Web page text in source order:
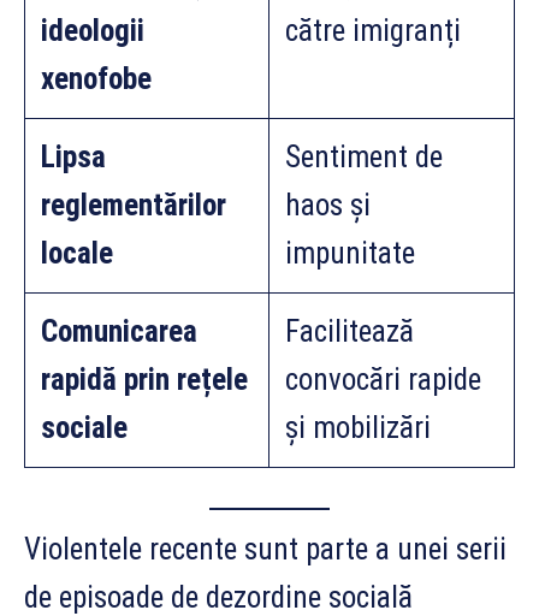
ideologii
xenofobe
către imigranți
Lipsa
reglementărilor
locale
Sentiment de
haos și
impunitate
Comunicarea
rapidă prin rețele
sociale
Facilitează
convocări rapide
și mobilizări
Violentele recente sunt parte a unei serii
de episoade de dezordine socială